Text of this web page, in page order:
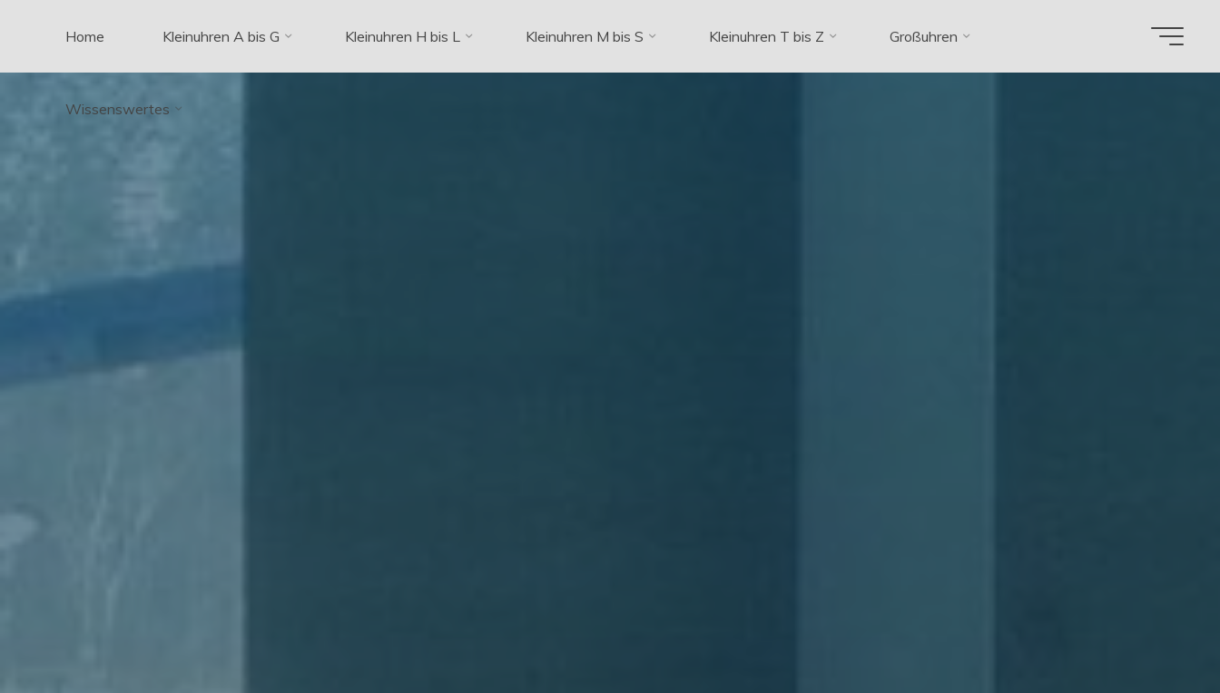
Home Kleinuhren A bis G Kleinuhren H bis L Kleinuhren M bis S Kleinuhren T bis Z Großuhren
Wissenswertes